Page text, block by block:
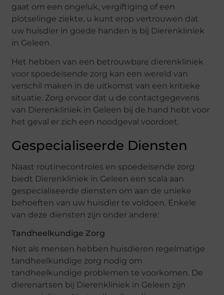
gaat om een ongeluk, vergiftiging of een
plotselinge ziekte, u kunt erop vertrouwen dat
uw huisdier in goede handen is bij Dierenkliniek
in Geleen.
Het hebben van een betrouwbare dierenkliniek
voor spoedeisende zorg kan een wereld van
verschil maken in de uitkomst van een kritieke
situatie. Zorg ervoor dat u de contactgegevens
van Dierenkliniek in Geleen bij de hand hebt voor
het geval er zich een noodgeval voordoet.
Gespecialiseerde Diensten
Naast routinecontroles en spoedeisende zorg
biedt Dierenkliniek in Geleen een scala aan
gespecialiseerde diensten om aan de unieke
behoeften van uw huisdier te voldoen. Enkele
van deze diensten zijn onder andere:
Tandheelkundige Zorg
Net als mensen hebben huisdieren regelmatige
tandheelkundige zorg nodig om
tandheelkundige problemen te voorkomen. De
dierenartsen bij Dierenkliniek in Geleen zijn